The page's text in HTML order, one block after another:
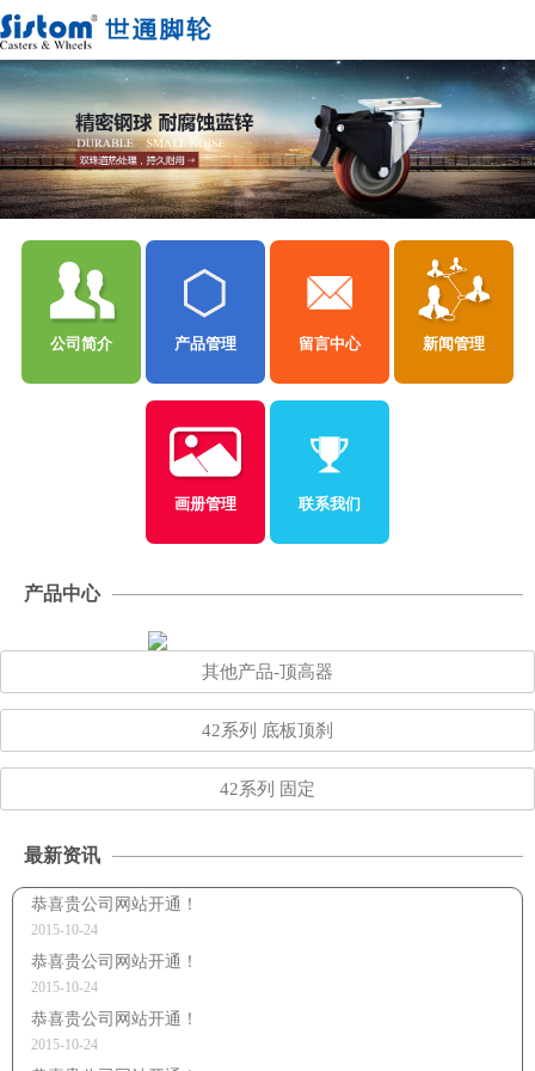
公司简介 产品管理 留言中心 新闻管理
画册管理 联系我们
产品中心
其他产品-顶高器
42系列 底板顶刹
42系列 固定
最新资讯
恭喜贵公司网站开通！
2015-10-24
恭喜贵公司网站开通！
2015-10-24
恭喜贵公司网站开通！
2015-10-24